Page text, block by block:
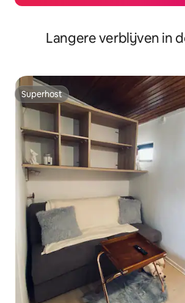
Langere verblijven in
Superhost
Superhost